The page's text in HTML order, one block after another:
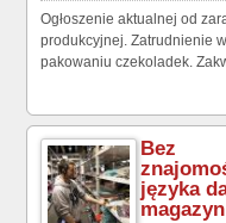
Ogłoszenie aktualnej od
produkcyjnej. Zatrudnienie
pakowaniu czekoladek.
Bez
języka